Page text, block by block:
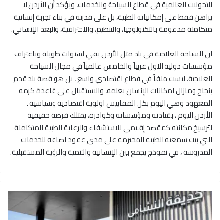
للتحولات العالمية في قطاع السياحة والخدمات، ويؤكد أن الأردن لا
يراهن فقط على إمكانياته الطبية، بل على قدرته في بناء تجربة إنسانية
متكاملة مدعومة بالتكنولوجيا، والتنظيم، والاحترافية، والبعد الإنساني.
ان السياحة العلاجية في بلد مثل الأردن بقي لسنوات طويلة وباعتراف
مؤسسات دولية الاول عربياً والخامس عالمياً في مجال السياحة
العلاجية، ليست ملفاً في قطاع اقتصادي واسع ، بل هو قصة بلد قدم
بنجاح ومازال امكانات الإنسان بعلمه، والاستقبال على قاعدة كرمه
المعهود وهي اليوم بكل المقاييس اولوية اقتصادية وسياسية .
الأردن اليوم ، بقيادته ومؤسساته وكوادره، يمتلك فرصة حقيقية
لترسيخ مكانته كمقصد إقليمي للاستشفاء والرعاية الطبية المتكاملة
التي بنت سمعته الطبية المحترمة على مدى عقود اضافة للخدمات
المدروسة ، في نموذج يجمع بين الإنسانية والتنمية والرؤية المستقبلية.
ر
ئ
ي